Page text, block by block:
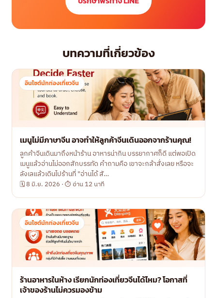
บทความที่เกี่ยวข้อง
อินไซต์นักท่องเที่ยวจีน
เมนูไม่มีภาษาจีน อาจทำให้ลูกค้าจีนเดินออกจากร้านคุณ!
ลูกค้าจีนเดินมาถึงหน้าร้าน อาหารน่ากิน บรรยากาศก็ดี แต่พอเปิด
เมนูแล้วอ่านไม่ออกสักบรรทัด คำถามคือ เขาจะกล้าสั่งเลย หรือจะ
ลังเลแล้วเดินไปร้านที่ "อ่านได้ สั…
🗓 8 มิ.ย. 2026 · ⏱ อ่าน 12 นาที
อินไซต์นักท่องเที่ยวจีน
ร้านอาหารในห้าง เรียกนักท่องเที่ยวจีนได้ไหม? โอกาสที่
เจ้าของร้านไม่ควรมองข้าม